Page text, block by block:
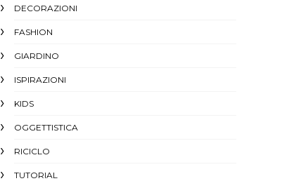
DECORAZIONI
FASHION
GIARDINO
ISPIRAZIONI
KIDS
OGGETTISTICA
RICICLO
TUTORIAL